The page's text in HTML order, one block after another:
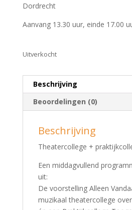
Dordrecht
Aanvang 13.30 uur, einde 17.00
Uitverkocht
Beschrijving
Beoordelingen (0)
Beschrijving
Theatercollege +
Een middagvullend
uit:
De voorstelling Alleen
muzikaal theatercollege